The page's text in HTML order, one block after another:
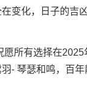
变化，日子的吉
愿所有选择在
- 琴瑟和鸣，百年